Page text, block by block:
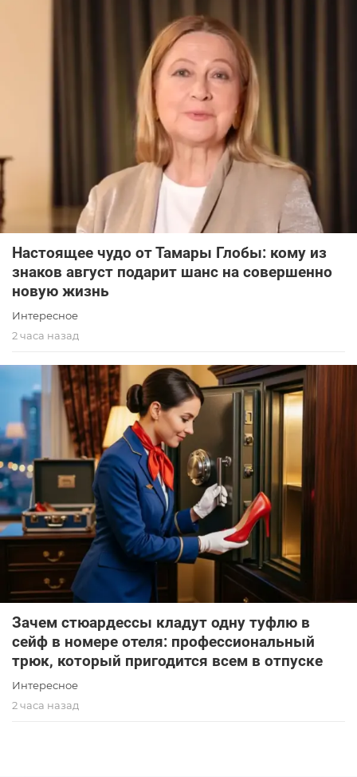
Настоящее чудо от Тамары Глобы: кому из
знаков август подарит шанс на совершенно
новую жизнь
Интересное
2 часа назад
Зачем стюардессы кладут одну туфлю в
сейф в номере отеля: профессиональный
трюк, который пригодится всем в отпуске
Интересное
2 часа назад